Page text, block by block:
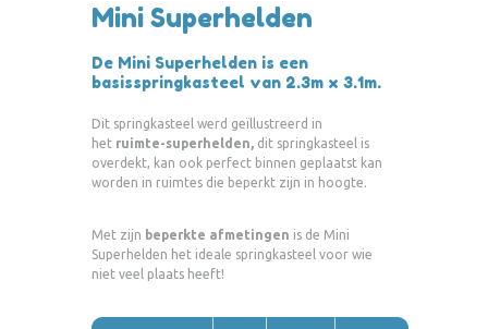
Mini Superhelden
De Mini Superhelden is een
basisspringkasteel van 2.3m x 3.1m.
Dit springkasteel werd geïllustreerd in
het ruimte-superhelden, dit springkasteel is
overdekt, kan ook perfect binnen geplaatst kan
worden in ruimtes die beperkt zijn in hoogte.
Met zijn beperkte afmetingen is de Mini
Superhelden het ideale springkasteel voor wie
niet veel plaats heeft!